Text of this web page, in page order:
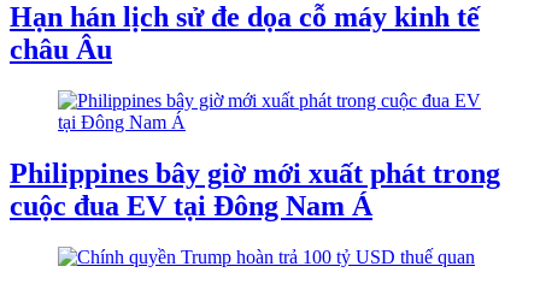
Hạn hán lịch sử đe dọa cỗ máy kinh tế
châu Âu
Philippines bây giờ mới xuất phát trong
cuộc đua EV tại Đông Nam Á